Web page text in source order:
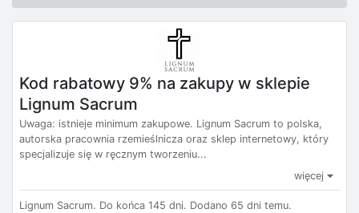
Kod rabatowy 9% na zakupy w sklepie
Lignum Sacrum
Uwaga: istnieje minimum zakupowe. Lignum Sacrum to polska,
autorska pracownia rzemieślnicza oraz sklep internetowy, który
specjalizuje się w ręcznym tworzeniu...
więcej
Lignum Sacrum. Do końca 145 dni. Dodano 65 dni temu.